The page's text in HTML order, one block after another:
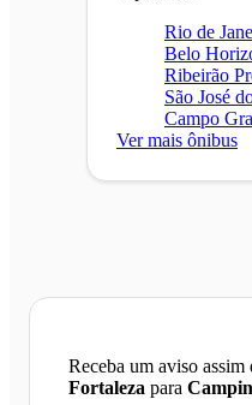
Rio de
Belo
Ribeirão
São José
Campo
Ver mais ônibus
Receba um aviso assim
Fortaleza para